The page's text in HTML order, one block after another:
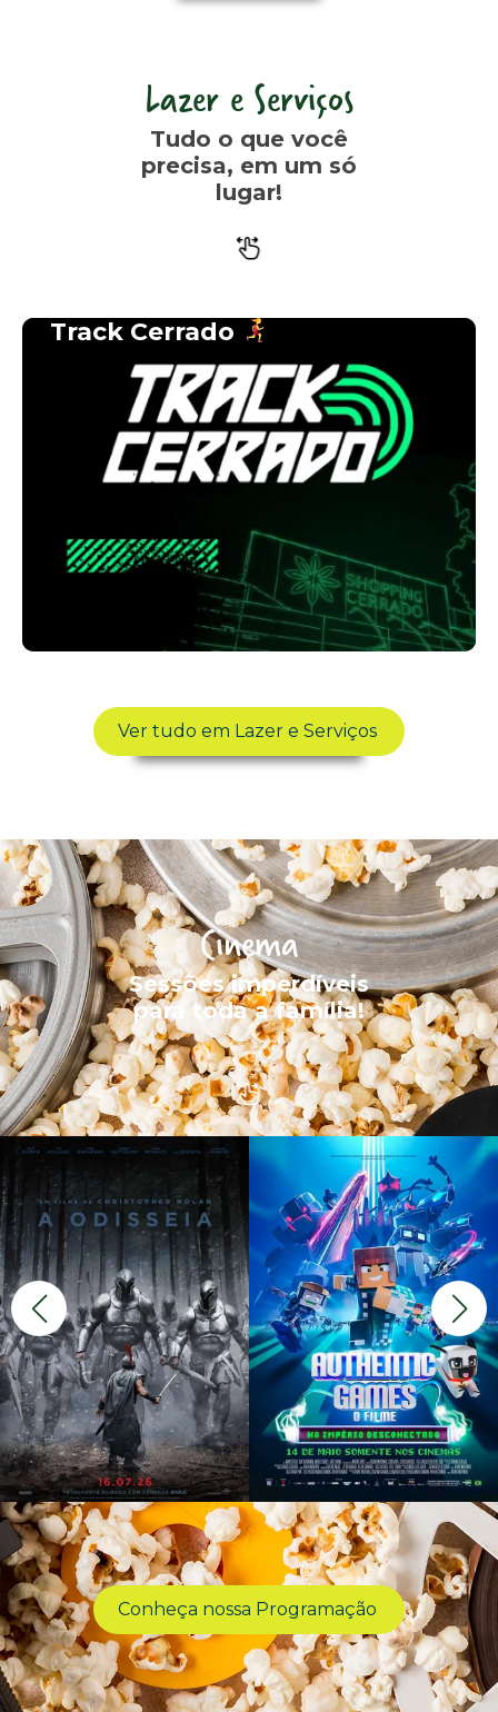
Lazer e Serviços
Tudo o que você
precisa, em um só
lugar!
Track Cerrado
Ver tudo em Lazer e Serviços
Cinema
Sessões imperdíveis
para toda a família!
Conheça nossa Programação